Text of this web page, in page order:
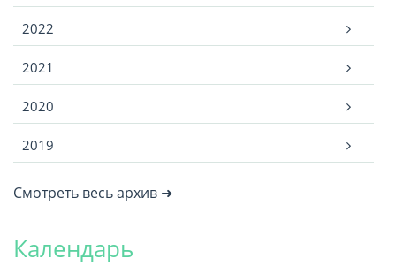
2022
2021
2020
2019
Смотреть весь архив ➜
Календарь